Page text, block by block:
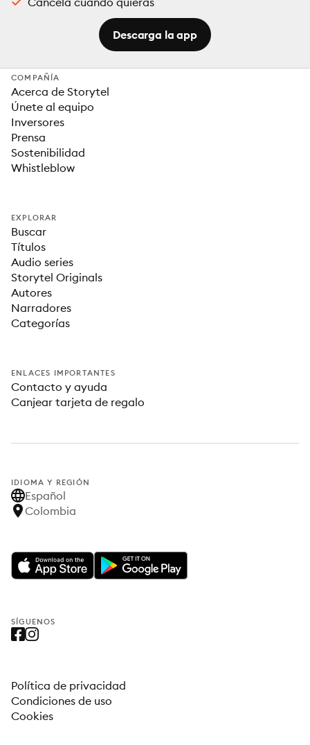
Descarga la app
COMPAÑÍA
Acerca de Storytel
Únete al equipo
Inversores
Prensa
Sostenibilidad
Whistleblow
EXPLORAR
Buscar
Títulos
Audio series
Storytel Originals
Autores
Narradores
Categorías
ENLACES IMPORTANTES
Contacto y ayuda
Canjear tarjeta de regalo
IDIOMA Y REGIÓN
Español
Colombia
SÍGUENOS
Política de privacidad
Condiciones de uso
Cookies